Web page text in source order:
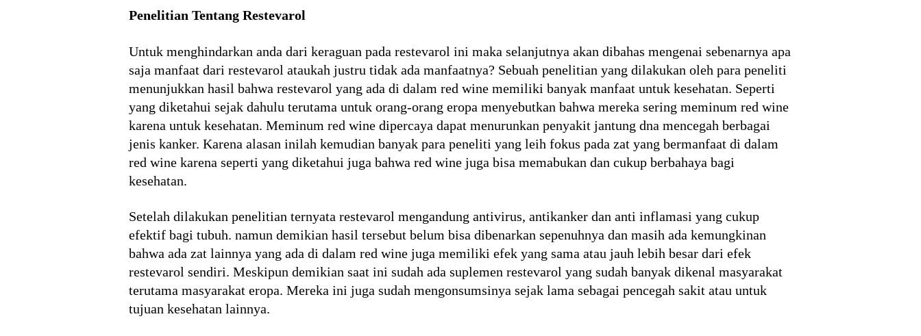
Penelitian Tentang Restevarol
Untuk menghindarkan anda dari keraguan pada restevarol ini maka selanjutnya akan dibahas mengenai sebenarnya apa
saja manfaat dari restevarol ataukah justru tidak ada manfaatnya? Sebuah penelitian yang dilakukan oleh para peneliti
menunjukkan hasil bahwa restevarol yang ada di dalam red wine memiliki banyak manfaat untuk kesehatan. Seperti
yang diketahui sejak dahulu terutama untuk orang-orang eropa menyebutkan bahwa mereka sering meminum red wine
karena untuk kesehatan. Meminum red wine dipercaya dapat menurunkan penyakit jantung dna mencegah berbagai
jenis kanker. Karena alasan inilah kemudian banyak para peneliti yang leih fokus pada zat yang bermanfaat di dalam
red wine karena seperti yang diketahui juga bahwa red wine juga bisa memabukan dan cukup berbahaya bagi
kesehatan.
Setelah dilakukan penelitian ternyata restevarol mengandung antivirus, antikanker dan anti inflamasi yang cukup
efektif bagi tubuh. namun demikian hasil tersebut belum bisa dibenarkan sepenuhnya dan masih ada kemungkinan
bahwa ada zat lainnya yang ada di dalam red wine juga memiliki efek yang sama atau jauh lebih besar dari efek
restevarol sendiri. Meskipun demikian saat ini sudah ada suplemen restevarol yang sudah banyak dikenal masyarakat
terutama masyarakat eropa. Mereka ini juga sudah mengonsumsinya sejak lama sebagai pencegah sakit atau untuk
tujuan kesehatan lainnya.